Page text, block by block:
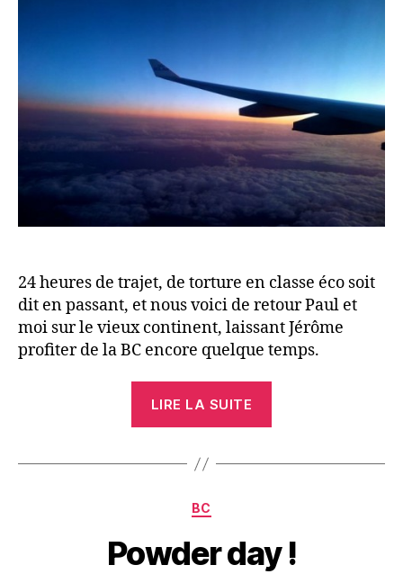
24 heures de trajet, de torture en classe éco soit
dit en passant, et nous voici de retour Paul et
moi sur le vieux continent, laissant Jérôme
profiter de la BC encore quelque temps.
LIRE LA SUITE
la
Catégories
BC
Powder day !